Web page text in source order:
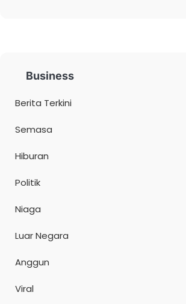
Business
Berita Terkini
Semasa
Hiburan
Politik
Niaga
Luar Negara
Anggun
Viral